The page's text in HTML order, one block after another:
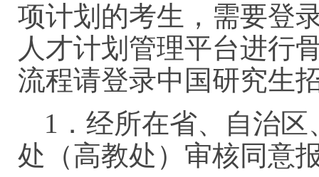
项计划的考生，需要登
人才计划管理平台进行
流程请登录中国研究生
1．经所在省、自治
处（高教处）审核同意